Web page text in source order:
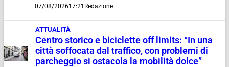
07/08/202617:21 Redazione
ATTUALITÀ
Centro storico e biciclette off limits: “In una
città soffocata dal traffico, con problemi di
parcheggio si ostacola la mobilità dolce”